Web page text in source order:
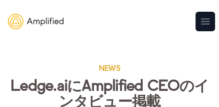
Amplified
メ
NEWS
Ledge.aiにAmplified CEOのイ
ンタビュー掲載